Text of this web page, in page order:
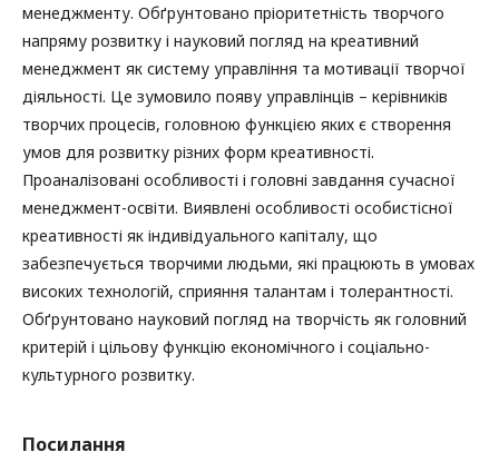
менеджменту. Обґрунтовано пріоритетність творчого
напряму розвитку і науковий погляд на креативний
менеджмент як систему управління та мотивації творчої
діяльності. Це зумовило появу управлінців – керівників
творчих процесів, головною функцією яких є створення
умов для розвитку різних форм креативності.
Проаналізовані особливості і головні завдання сучасної
менеджмент-освіти. Виявлені особливості особистісної
креативності як індивідуального капіталу, що
забезпечується творчими людьми, які працюють в умовах
високих технологій, сприяння талантам і толерантності.
Обґрунтовано науковий погляд на творчість як головний
критерій і цільову функцію економічного і соціально-
культурного розвитку.
Посилання